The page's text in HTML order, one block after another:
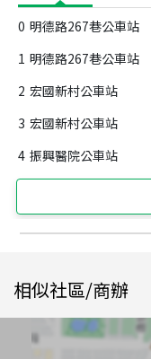
0 明德路267巷公車站
1 明德路267巷公車站
2 宏國新村公車站
3 宏國新村公車站
4 振興醫院公車站
相似社區/商辦